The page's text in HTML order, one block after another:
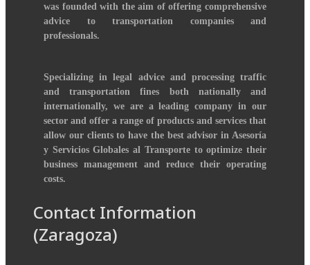
was founded with the aim of offering comprehensive
advice to transportation companies and
professionals.
Specializing in legal advice and processing traffic
and transportation fines both nationally and
internationally, we are a leading company in our
sector and offer a range of products and services that
allow our clients to have the best advisor in Asesoría
y Servicios Globales al Transporte to optimize their
business management and reduce their operating
costs.
Contact Information
(Zaragoza)